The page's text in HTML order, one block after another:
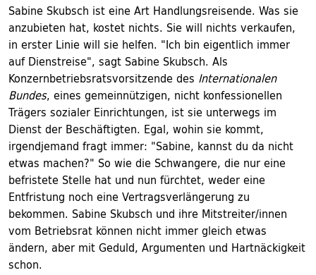
Sabine Skubsch ist eine Art Handlungsreisende. Was sie
anzubieten hat, kostet nichts. Sie will nichts verkaufen,
in erster Linie will sie helfen. "Ich bin eigentlich immer
auf Dienstreise", sagt Sabine Skubsch. Als
Konzernbetriebsratsvorsitzende des Internationalen
Bundes, eines gemeinnützigen, nicht konfessionellen
Trägers sozialer Einrichtungen, ist sie unterwegs im
Dienst der Beschäftigten. Egal, wohin sie kommt,
irgendjemand fragt immer: "Sabine, kannst du da nicht
etwas machen?" So wie die Schwangere, die nur eine
befristete Stelle hat und nun fürchtet, weder eine
Entfristung noch eine Vertragsverlängerung zu
bekommen. Sabine Skubsch und ihre Mitstreiter/innen
vom Betriebsrat können nicht immer gleich etwas
ändern, aber mit Geduld, Argumenten und Hartnäckigkeit
schon.